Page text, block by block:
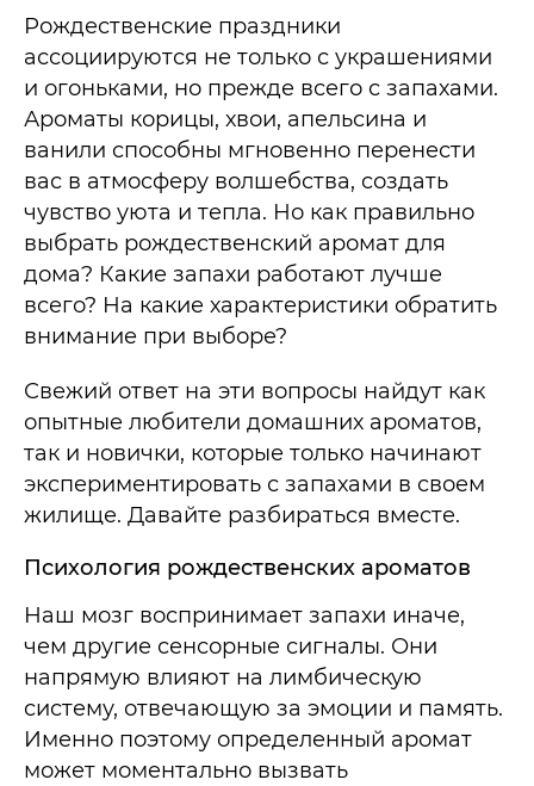
Рождественские праздники
ассоциируются не только с украшениями
и огоньками, но прежде всего с запахами.
Ароматы корицы, хвои, апельсина и
ванили способны мгновенно перенести
вас в атмосферу волшебства, создать
чувство уюта и тепла. Но как правильно
выбрать рождественский аромат для
дома? Какие запахи работают лучше
всего? На какие характеристики обратить
внимание при выборе?
Свежий ответ на эти вопросы найдут как
опытные любители домашних ароматов,
так и новички, которые только начинают
экспериментировать с запахами в своем
жилище. Давайте разбираться вместе.
Психология рождественских ароматов
Наш мозг воспринимает запахи иначе,
чем другие сенсорные сигналы. Они
напрямую влияют на лимбическую
систему, отвечающую за эмоции и память.
Именно поэтому определенный аромат
может моментально вызвать